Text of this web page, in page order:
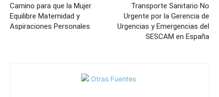
Camino para que la Mujer
Equilibre Maternidad y
Aspiraciones Personales
Transporte Sanitario No
Urgente por la Gerencia de
Urgencias y Emergencias del
SESCAM en España